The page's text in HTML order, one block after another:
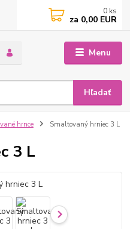
Menu
Hľadať
0 ks
za 0,00 EUR
hrnce Smaltovaný hrniec 3 L
3 L